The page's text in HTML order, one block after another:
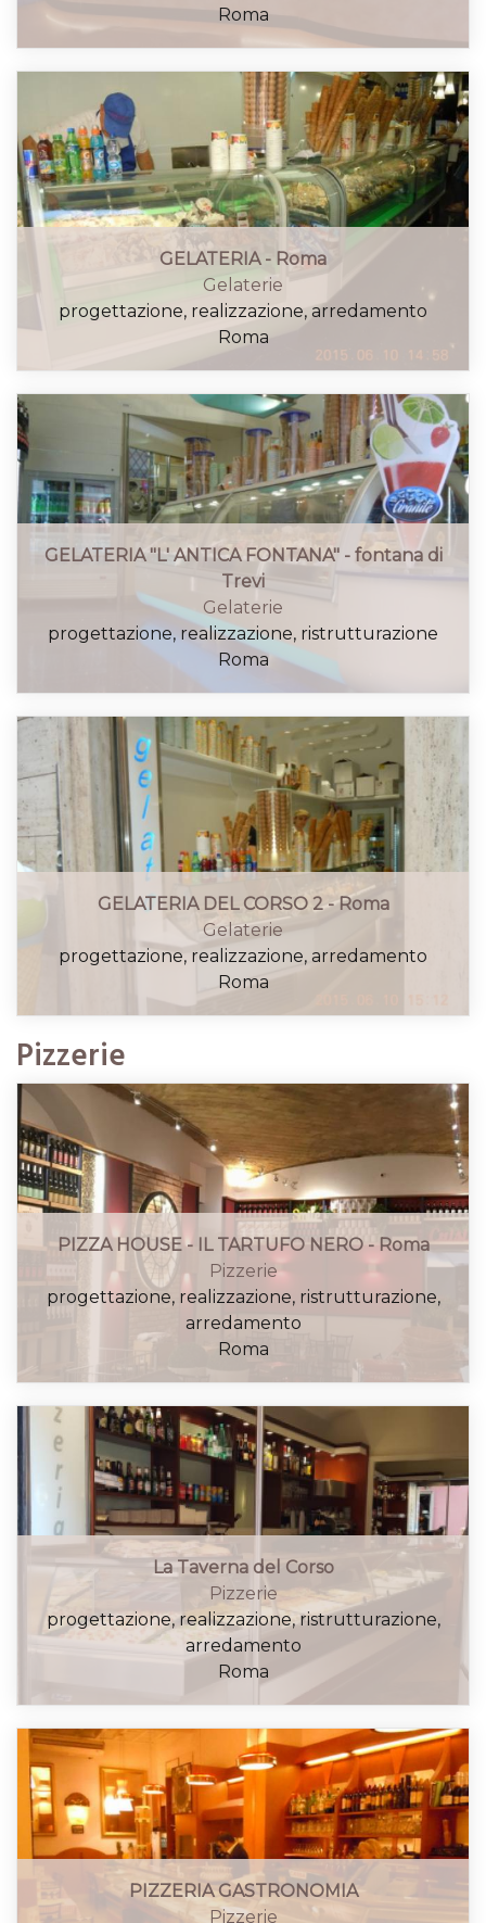
Roma
GELATERIA - Roma
Gelaterie
progettazione, realizzazione, arredamento
Roma
GELATERIA "L' ANTICA FONTANA" - fontana di
Trevi
Gelaterie
progettazione, realizzazione, ristrutturazione
Roma
GELATERIA DEL CORSO 2 - Roma
Gelaterie
progettazione, realizzazione, arredamento
Roma
Pizzerie
PIZZA HOUSE - IL TARTUFO NERO - Roma
Pizzerie
progettazione, realizzazione, ristrutturazione,
arredamento
Roma
La Taverna del Corso
Pizzerie
progettazione, realizzazione, ristrutturazione,
arredamento
Roma
PIZZERIA GASTRONOMIA
Pizzerie